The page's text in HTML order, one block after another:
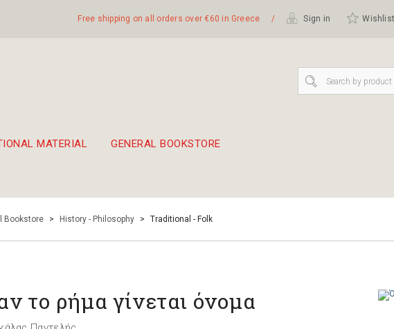
Free shipping on all orders over €60 in Greece / Sign in Wishlist
MATERIAL GENERAL BOOKSTORE
Bookstore > History - Philosophy > Traditional - Folk
το ρήμα γίνεται όνομα